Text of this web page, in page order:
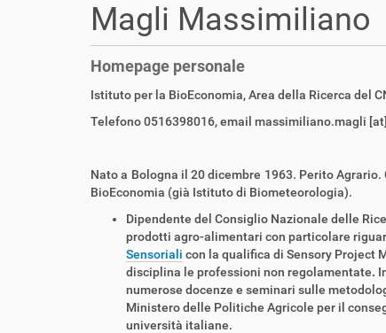
u
i
Magli Massimiliano
Homepage personale
Istituto per la BioEconomia, Area della Ricerca del
Telefono 0516398016, email massimiliano.magli
Nato a Bologna il 20 dicembre 1963. Perito
BioEconomia (già Istituto di Biometeorologia).
Dipendente del Consiglio Nazionale delle
prodotti agro-alimentari con particolare
Sensoriali con la qualifica di Sensory Project
disciplina le professioni non regolamentate.
numerose docenze e seminari sulle
Ministero delle Politiche Agricole per il
università italiane.